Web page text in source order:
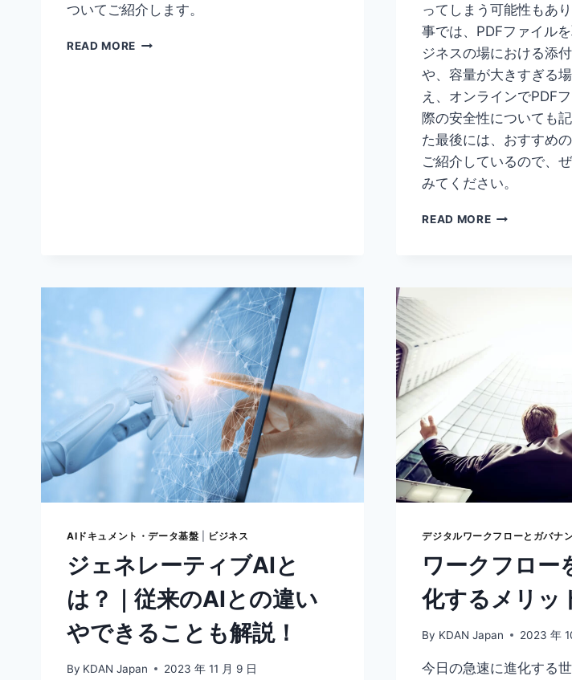
ついてご紹介します。
READ MORE 【2023
い
事
ス
ト
9
ってしまう可能性もあ
事では、PDFファイル
ジネスの場における添
や、容量が大きすぎる
え、オンラインでPDF
際の安全性についても
た最後には、おすすめ
ご紹介しているので、
みてください。
READ MORE【PDF
ル
を
送
れ
な
い
の
処
を
底
説！
AIドキュメント・データ基盤 ビジネス
ジェネレーティブAIと
は？｜従来のAIとの違い
やできることも解説！
By KDAN Japan 2023 年 11 月 9 日
デジタルワークフローとガバナ
ワークフロー
化するメリッ
By KDAN Japan 2023 年
今日の急速に進化する